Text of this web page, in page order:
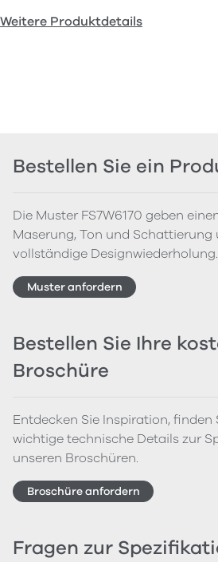
Weitere Produktdetails
Bestellen Sie ein
Die Muster FS7W6170 geben
Maserung, Ton und
vollständige Designwiederholung.
Muster anfordern
Bestellen Sie Ihre
Broschüre
Entdecken Sie Inspiration, finden
wichtige technische Details zur
unseren Broschüren.
Broschüre anfordern
Fragen zur